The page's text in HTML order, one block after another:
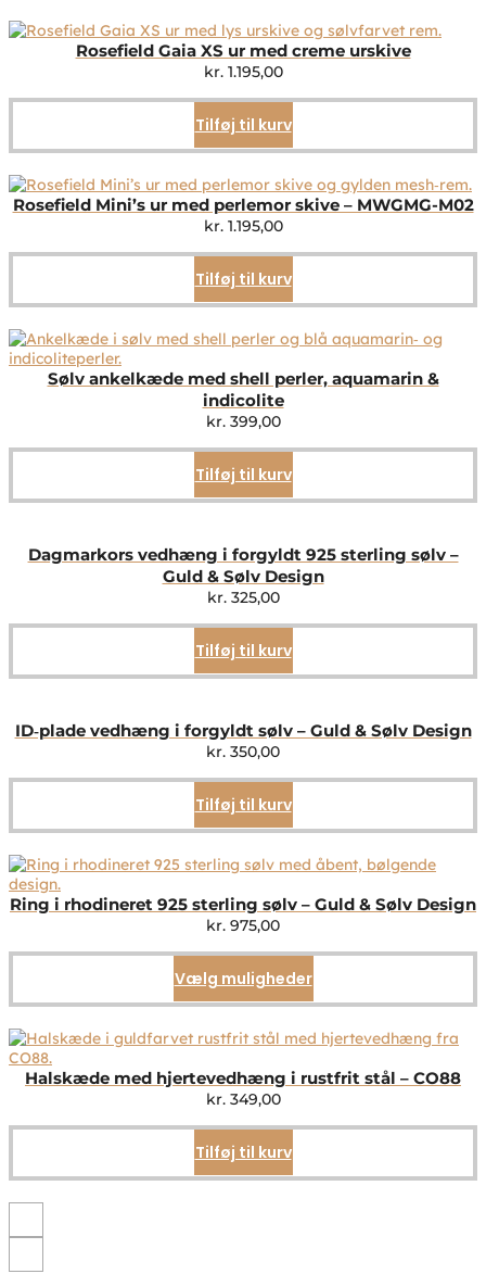
Rosefield Gaia XS ur med creme urskive
kr.1.195,00
Tilføj til kurv
Rosefield Mini’s ur med perlemor skive – MWGMG-M02
kr.1.195,00
Tilføj til kurv
Sølv ankelkæde med shell perler, aquamarin &
indicolite
kr.399,00
Tilføj til kurv
Dagmarkors vedhæng i forgyldt 925 sterling sølv –
Guld & Sølv Design
kr.325,00
Tilføj til kurv
ID‑plade vedhæng i forgyldt sølv – Guld & Sølv Design
kr. 350,00
Tilføj til kurv
Ring i rhodineret 925 sterling sølv – Guld & Sølv Design
kr. 975,00
Vælg mulighederDette
vare
flere
Mulighederne
på
Halskæde med hjertevedhæng i rustfrit stål – CO88
kr.349,00
Tilføj til kurv